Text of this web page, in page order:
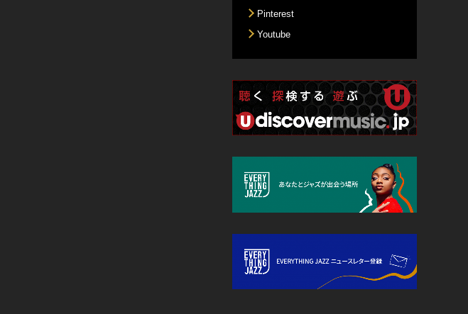
Pinterest
Youtube